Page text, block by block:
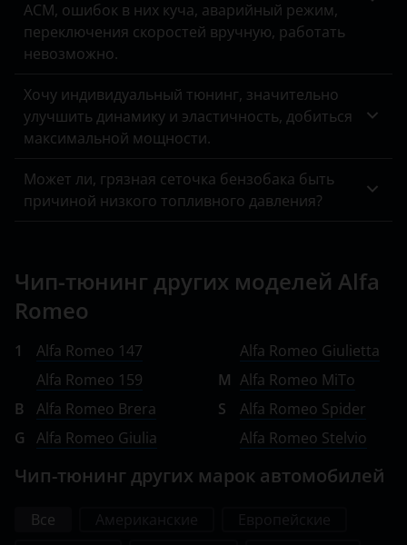
ACM, ошибок в них куча, аварийный режим,
переключения скоростей вручную, работать
невозможно.
Хочу индивидуальный тюнинг, значительно
улучшить динамику и эластичность, добиться
максимальной мощности.
Может ли, грязная сеточка бензобака быть
причиной низкого топливного давления?
Чип-тюнинг других моделей Alfa
Romeo
1
Alfa Romeo 147
Alfa Romeo 159
B
Alfa Romeo Brera
G
Alfa Romeo Giulia
Alfa Romeo Giulietta
M Alfa Romeo MiTo
S
Alfa Romeo Spider
Alfa Romeo Stelvio
Чип-тюнинг других марок автомобилей
Все